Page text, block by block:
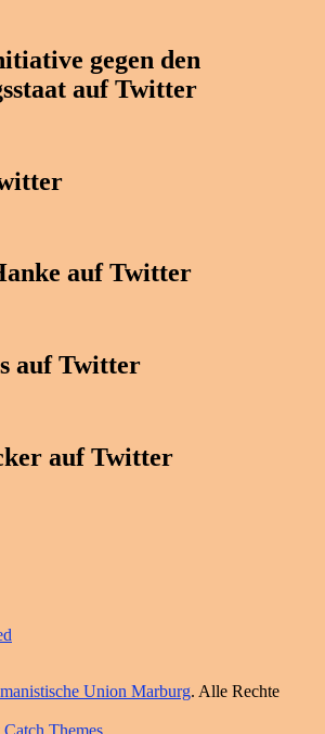
gegen den
auf Twitter
auf Twitter
auf Twitter
auf Twitter
Union Marburg. Alle Rechte
Catch Themes